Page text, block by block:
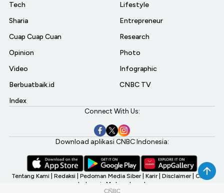
Tech
Sharia
Cuap Cuap Cuan
Opinion
Video
Berbuatbaik.id
Index
Lifestyle
Entrepreneur
Research
Photo
Infographic
CNBC TV
Connect With Us:
Download aplikasi CNBC Indonesia:
Tentang Kami Redaksi Pedoman Media Siber Karir Disclaimer CNBC
Indonesia My Investment